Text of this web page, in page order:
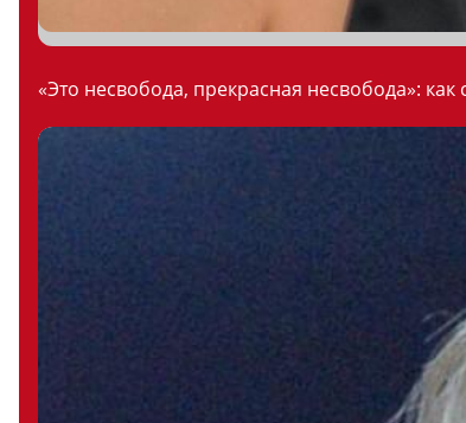
«Это несвобода, прекрасная несвобода»: